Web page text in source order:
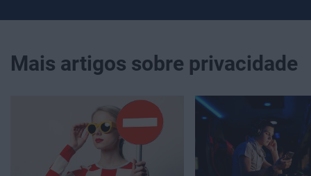
Mais artigos sobre privacidade